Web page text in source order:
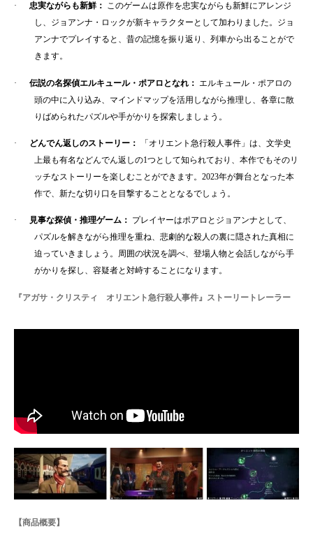
· 忠実ながらも新鮮： このゲームは原作を忠実ながらも新鮮にアレンジ
し、ジョアンナ・ロックが新キャラクターとして加わりました。ジョ
アンナでプレイすると、昔の記憶を振り返り、列車から出ることがで
きます。
· 伝説の名探偵エルキュール・ポアロとなれ： エルキュール・ポアロの
頭の中に入り込み、マインドマップを活用しながら推理し、各章に散
りばめられたパズルや手がかりを探索しましょう。
· どんでん返しのストーリー：
「オリエント急行殺人事件」は、文学史
上最も有名などんでん返しの1つとして知られており、本作でもそのリ
ッチなストーリーを楽しむことができます。2023年が舞台となった本
作で、新たな切り口を目撃することとなるでしょう。
· 見事な探偵・推理ゲーム： プレイヤーはポアロとジョアンナとして、
パズルを解きながら推理を重ね、悲劇的な殺人の裏に隠された真相に
迫っていきましょう。周囲の状況を調べ、登場人物と会話しながら手
がかりを探し、容疑者と対峙することになります。
『アガサ・クリスティ オリエント急行殺人事件』ストーリートレーラー
【商品概要】